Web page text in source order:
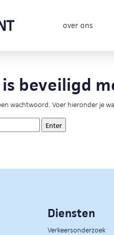
over ons
is beveiligd
wachtwoord. Voer hieronder je
Diensten
Verkeersonderzoek